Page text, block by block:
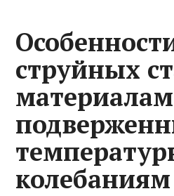
струйных
колебаниям